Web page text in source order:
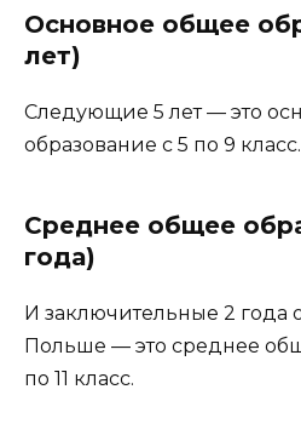
Основное общее
лет)
Следующие 5 лет — это
образование с 5 по 9 класс.
Среднее общее
года)
И заключительные 2 года
Польше — это среднее
по 11 класс.